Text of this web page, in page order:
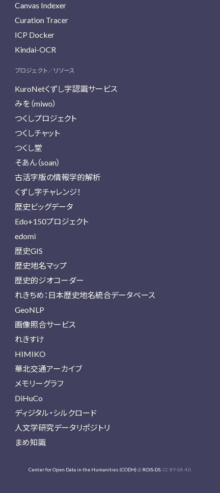
Canvas Indexer
Curation Tracer
ICP Docker
Kindai-OCR
プロジェクト／リソース
KuroNetくずし字認識サービス
みを（miwo）
つくしプロジェクト
つくしチャット
つくし堂
そあん（soan）
古活字版の情報学的解析
くずし字チャレンジ！
歴史ビッグデータ
Edo+150プロジェクト
edomi
歴史GIS
歴史地名マップ
歴史的ジオコーダー
れきちめ：日本歴史地名統合データベース
GeoNLP
画像照合サービス
れきすけ
HIMIKO
華北交通アーカイブ
メモリーグラフ
DiHuCo
ディジタル・シルクロード
人文学研究データリポジトリ
まめ知識
Center for Open Data in the Humanities (CODH) @ ROIS-DS. CC BY-SA 4.0.